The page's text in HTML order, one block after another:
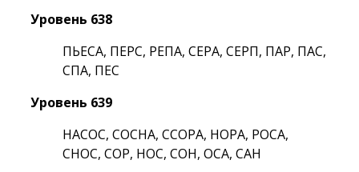
Уровень 638
ПЬЕСА, ПЕРС, РЕПА, СЕРА, СЕРП, ПАР, ПАС,
СПА, ПЕС
Уровень 639
НАСОС, СОСНА, ССОРА, НОРА, РОСА,
СНОС, СОР, НОС, СОН, ОСА, САН